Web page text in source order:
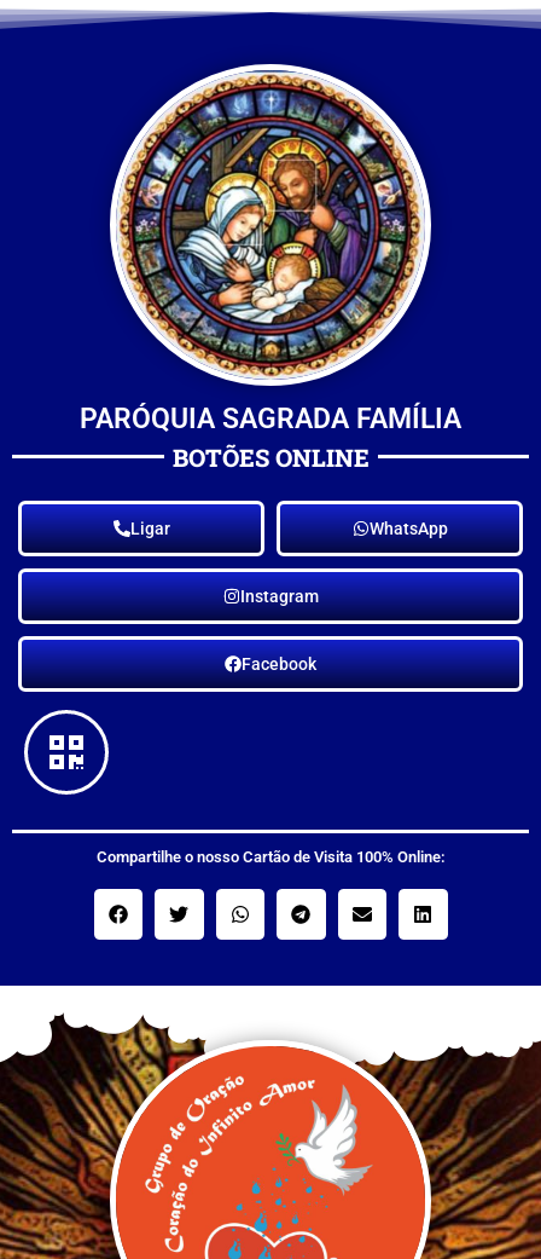
PARÓQUIA SAGRADA FAMÍLIA
BOTÕES ONLINE
Ligar WhatsApp
Instagram
Facebook
Compartilhe o nosso Cartão de Visita 100% Online: